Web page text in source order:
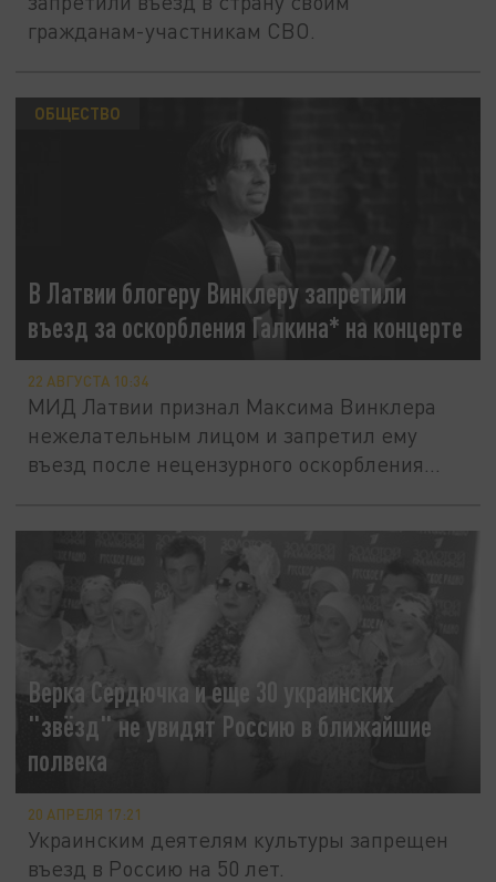
гражданам-участникам СВО.
В Латвии блогеру Винклеру запретили
въезд за оскорбления Галкина* на концерте
ОБЩЕСТВО
22 АВГУСТА 10:34
МИД Латвии признал Максима Винклера
нежелательным лицом и запретил ему
въезд после нецензурного оскорбления...
Верка Сердючка и еще 30 украинских
"звёзд" не увидят Россию в ближайшие
полвека
20 АПРЕЛЯ 17:21
Украинским деятелям культуры запрещен
въезд в Россию на 50 лет.